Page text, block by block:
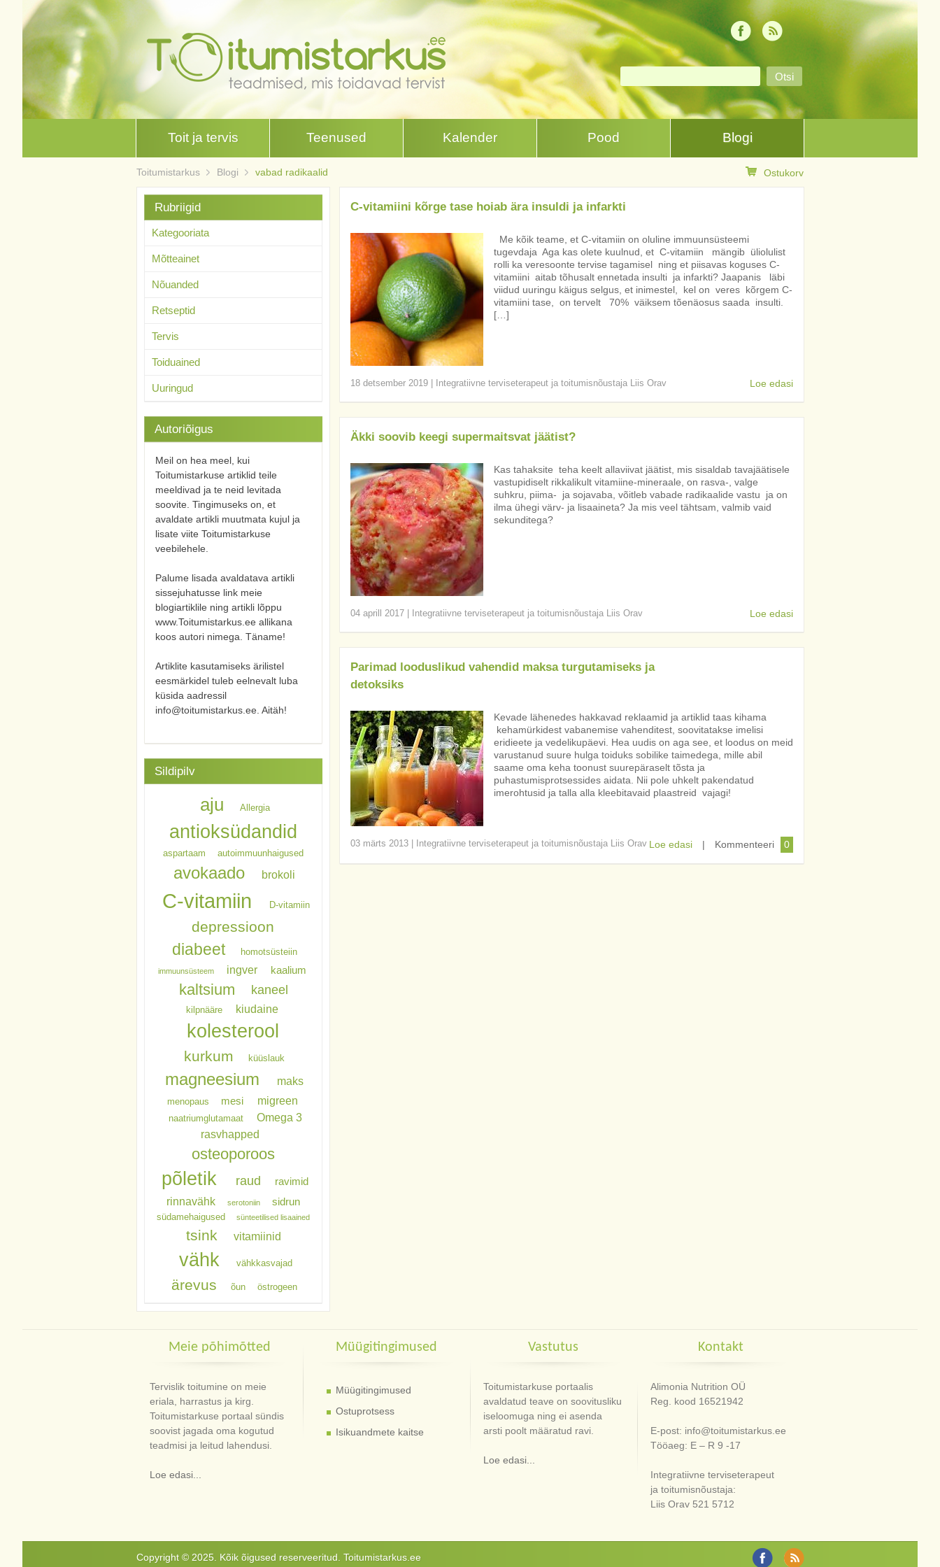
Toit ja tervis Teenused Kalender Pood Blogi
Toitumistarkus Blogi vabad radikaalid Ostukorv
C-vitamiini kõrge tase hoiab ära insuldi ja infarkti
Me kõik teame, et C-vitamiin on oluline immuunsüsteemi
tugevdaja Aga kas olete kuulnud, et C-vitamiin mängib üliolulist
rolli ka veresoonte tervise tagamisel ning et piisavas koguses C-
vitamiini aitab tõhusalt ennetada insulti ja infarkti? Jaapanis läbi
viidud uuringu käigus selgus, et inimestel, kel on veres kõrgem C-
vitamiini tase, on tervelt 70% väiksem tõenäosus saada insulti.
[…]
18 detsember 2019| Integratiivne terviseterapeut ja toitumisnõustaja Liis Orav Loe edasi
Äkki soovib keegi supermaitsvat jäätist?
Kas tahaksite teha keelt allaviivat jäätist, mis sisaldab tavajäätisele
vastupidiselt rikkalikult vitamiine-mineraale, on rasva-, valge
suhkru, piima- ja sojavaba, võitleb vabade radikaalide vastu ja on
ilma ühegi värv- ja lisaaineta? Ja mis veel tähtsam, valmib vaid
sekunditega?
04 aprill 2017| Integratiivne terviseterapeut ja toitumisnõustaja Liis Orav Loe edasi
Parimad looduslikud vahendid maksa turgutamiseks ja
detoksiks
Kevade lähenedes hakkavad reklaamid ja artiklid taas kihama
kehamürkidest vabanemise vahenditest, soovitatakse imelisi
eridieete ja vedelikupäevi. Hea uudis on aga see, et loodus on meid
varustanud suure hulga toiduks sobilike taimedega, mille abil
saame oma keha toonust suurepäraselt tõsta ja
puhastumisprotsessides aidata. Nii pole uhkelt pakendatud
imerohtusid ja talla alla kleebitavaid plaastreid vajagi!
03 märts 2013| Integratiivne terviseterapeut ja toitumisnõustaja Liis Orav Loe edasi | Kommenteeri 0
Rubriigid
Kategooriata
Mõtteainet
Nõuanded
Retseptid
Tervis
Toiduained
Uuringud
Autoriõigus
Meil on hea meel, kui
Toitumistarkuse artiklid teile
meeldivad ja te neid levitada
soovite. Tingimuseks on, et
avaldate artikli muutmata kujul ja
lisate viite Toitumistarkuse
veebilehele.
Palume lisada avaldatava artikli
sissejuhatusse link meie
blogiartiklile ning artikli lõppu
www.Toitumistarkus.ee allikana
koos autori nimega. Täname!
Artiklite kasutamiseks ärilistel
eesmärkidel tuleb eelnevalt luba
küsida aadressil
info@toitumistarkus.ee. Aitäh!
Sildipilv
aju Allergia
antioksüdandid
aspartaam autoimmuunhaigused
avokaado brokoli
C-vitamiin D-vitamiin
depressioon
diabeet homotsüsteiin
immuunsüsteem ingver kaalium
kaltsium kaneel
kilpnääre kiudaine
kolesterool
kurkum küüslauk
magneesium maks
menopaus mesi migreen
naatriumglutamaat
Omega 3
rasvhapped
osteoporoos
põletik raud ravimid
rinnavähk serotoniin sidrun
südamehaigused sünteetilised lisaained
tsink vitamiinid
vähk vähkkasvajad
ärevus õun östrogeen
Meie põhimõtted
Tervislik toitumine on meie
eriala, harrastus ja kirg.
Toitumistarkuse portaal sündis
soovist jagada oma kogutud
teadmisi ja leitud lahendusi.
Loe edasi...
Müügitingimused
Müügitingimused
Ostuprotsess
Isikuandmete kaitse
Vastutus
Toitumistarkuse portaalis
avaldatud teave on soovitusliku
iseloomuga ning ei asenda
arsti poolt määratud ravi.
Loe edasi...
Kontakt
Alimonia Nutrition OÜ
Reg. kood 16521942
E-post: info@toitumistarkus.ee
Tööaeg: E – R 9 -17
Integratiivne terviseterapeut
ja toitumisnõustaja:
Liis Orav 521 5712
Copyright © 2025. Kõik õigused reserveeritud. Toitumistarkus.ee